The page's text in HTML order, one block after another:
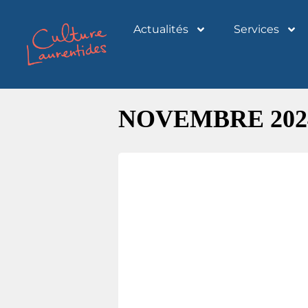
Actualités Services
NOVEMBRE